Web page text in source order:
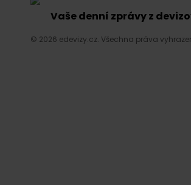
Vaše denní zprávy z
© 2026 edevizy.cz. Všechna práva